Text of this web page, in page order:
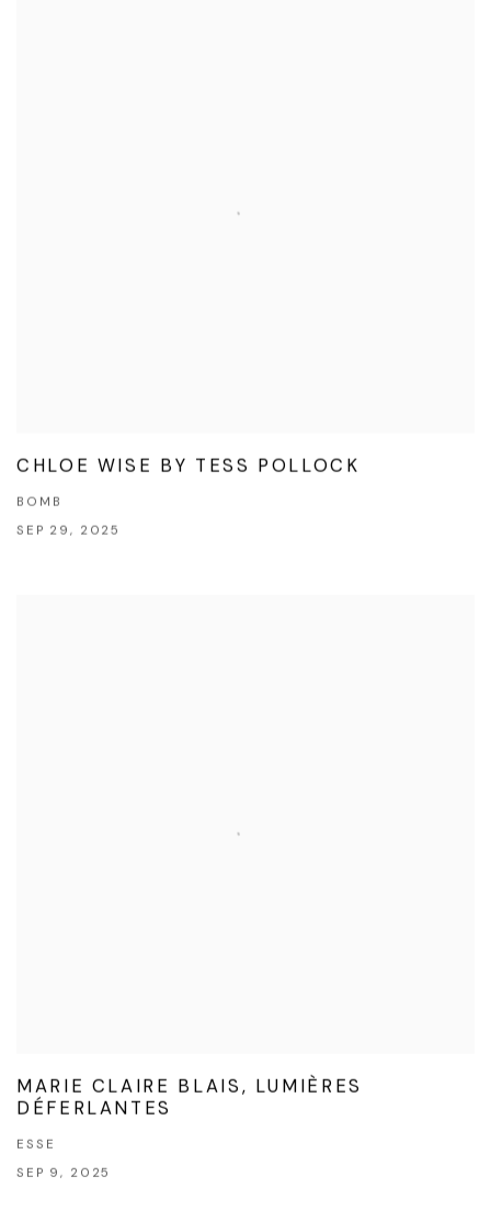
CHLOE WISE BY TESS POLLOCK
BOMB
SEP 29, 2025
MARIE CLAIRE BLAIS, LUMIÈRES
DÉFERLANTES
ESSE
SEP 9, 2025